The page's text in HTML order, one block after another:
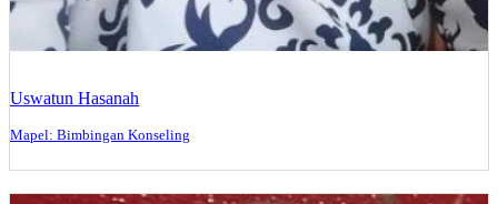
Uswatun Hasanah
Mapel: Bimbingan Konseling